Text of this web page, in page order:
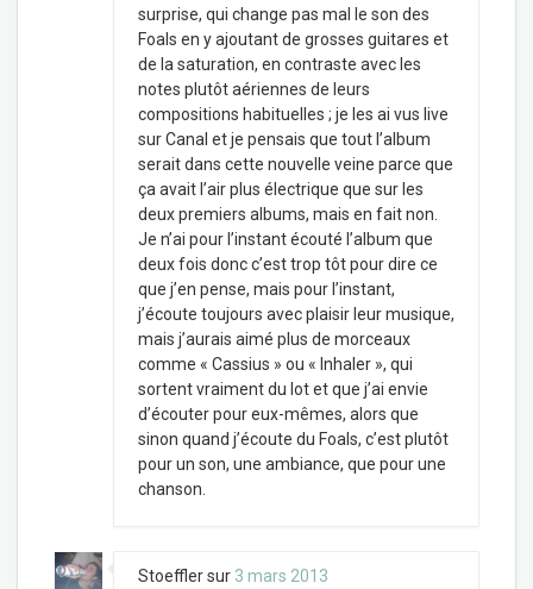
surprise, qui change pas mal le son des
Foals en y ajoutant de grosses guitares et
de la saturation, en contraste avec les
notes plutôt aériennes de leurs
compositions habituelles ; je les ai vus live
sur Canal et je pensais que tout l’album
serait dans cette nouvelle veine parce que
ça avait l’air plus électrique que sur les
deux premiers albums, mais en fait non.
Je n’ai pour l’instant écouté l’album que
deux fois donc c’est trop tôt pour dire ce
que j’en pense, mais pour l’instant,
j’écoute toujours avec plaisir leur musique,
mais j’aurais aimé plus de morceaux
comme « Cassius » ou « Inhaler », qui
sortent vraiment du lot et que j’ai envie
d’écouter pour eux-mêmes, alors que
sinon quand j’écoute du Foals, c’est plutôt
pour un son, une ambiance, que pour une
chanson.
Stoefflersur 3 mars 2013